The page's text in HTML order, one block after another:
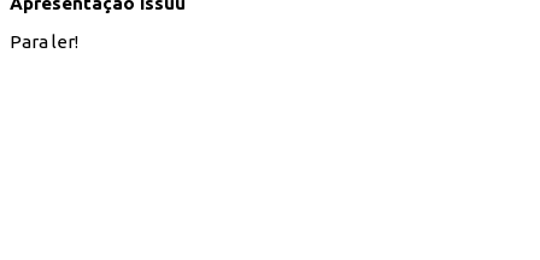
Para ler!